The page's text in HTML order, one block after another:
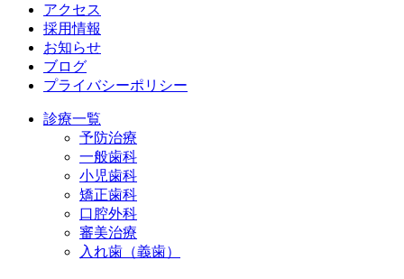
アクセス
採用情報
お知らせ
ブログ
プライバシーポリシー
診療一覧
予防治療
一般歯科
小児歯科
矯正歯科
口腔外科
審美治療
入れ歯（義歯）